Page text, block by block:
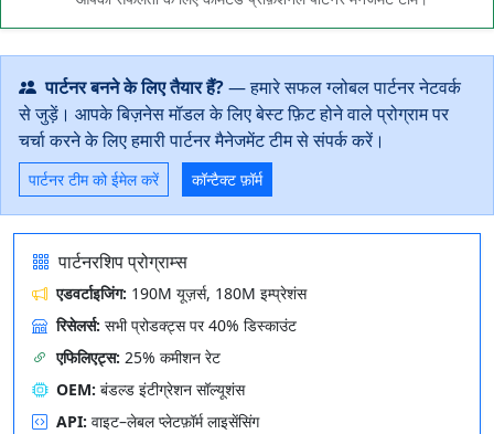
पार्टनर बनने के लिए तैयार हैं?— हमारे सफल ग्लोबल पार्टनर नेटवर्क
से जुड़ें। आपके बिज़नेस मॉडल के लिए बेस्ट फ़िट होने वाले प्रोग्राम पर
चर्चा करने के लिए हमारी पार्टनर मैनेजमेंट टीम से संपर्क करें।
पार्टनर टीम को ईमेल करें कॉन्टैक्ट फ़ॉर्म
पार्टनरशिप प्रोग्राम्स
एडवर्टाइजिंग: 190M यूज़र्स, 180M इम्प्रेशंस
रिसेलर्स: सभी प्रोडक्ट्स पर 40% डिस्काउंट
एफिलिएट्स: 25% कमीशन रेट
OEM: बंडल्ड इंटीग्रेशन सॉल्यूशंस
API: वाइट–लेबल प्लेटफ़ॉर्म लाइसेंसिंग